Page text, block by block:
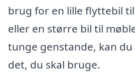
brug for en lille flyttebil
eller en større bil til
tunge genstande, kan
det, du skal bruge.